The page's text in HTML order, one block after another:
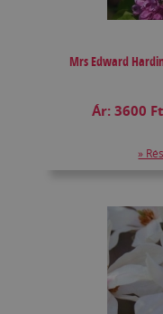
Mrs Edward
Ár:3600 Ft
»